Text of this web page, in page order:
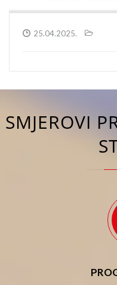
25.04.2025.
SMJEROVI